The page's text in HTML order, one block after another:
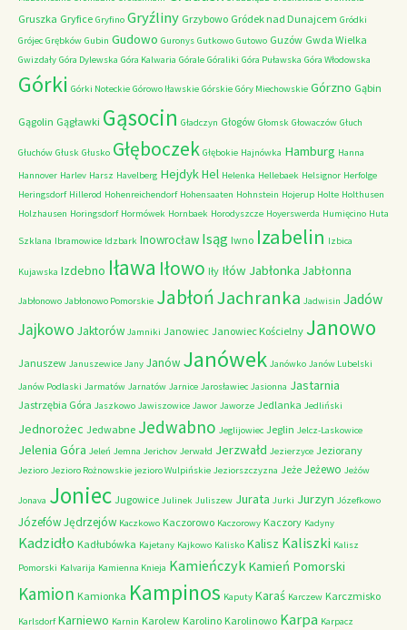
Gruszka Gryfice Gryfino Gryźliny Grzybowo Gródek nad Dunajcem Gródki
Grójec Grębków Gubin Gudowo Guronys Gutkowo Gutowo Guzów Gwda Wielka
Gwizdały Góra Dylewska Góra Kalwaria Górale Góraliki Góra Puławska Góra Włodowska
Górki Górki Noteckie Górowo Iławskie Górskie Góry Miechowskie Górzno Gąbin
Gągolin Gągławki Gąsocin Gładczyn Głogów Głomsk Głowaczów Głuch
Głuchów Głusk Głusko Głęboczek Głębokie Hajnówka Hamburg Hanna
Hannover Harlev Harsz Havelberg HejdykHel Helenka Hellebaek Helsignor Herfolge
Heringsdorf Hillerod Hohenreichendorf Hohensaaten Hohnstein Hojerup Holte Holthusen
Holzhausen Horingsdorf Hormówek Hornbaek Horodyszcze Hoyerswerda Humięcino Huta
Szklana Ibramowice Idzbark Inowrocław Isąg Iwno Izabelin Izbica
Kujawska Izdebno Iława Iłowo Iły Iłów Jabłonka Jabłonna
Jabłonowo Jabłonowo Pomorskie JabłońJachranka Jadwisin Jadów
Jajkowo Jaktorów Jamniki Janowiec Janowiec Kościelny Janowo
Januszew Januszewice Jany Janów Janówek Janówko Janów Lubelski
Janów Podlaski Jarmatów Jarnatów Jarnice Jarosławiec Jasionna Jastarnia
Jastrzębia Góra Jaszkowo Jawiszowice Jawor Jaworze Jedlanka Jedliński
Jednorożec Jedwabne Jedwabno Jeglijowiec Jeglin Jelcz-Laskowice
Jelenia Góra Jeleń Jemna Jerichov Jerwałd Jerzwałd Jezierzyce Jeziorany
Jezioro Jezioro Rożnowskie jezioro Wulpińskie Jeziorszczyzna Jeże Jeżewo Jeżów
Jonava Joniec Jugowice Julinek Juliszew Jurata Jurki Jurzyn Józefkowo
JózefówJędrzejów Kaczkowo Kaczorowo Kaczorowy Kaczory Kadyny
Kadzidło Kadłubówka Kajetany Kajkowo Kalisko Kalisz Kaliszki Kalisz
Pomorski Kalvarija Kamienna Knieja Kamieńczyk Kamień Pomorski
Kamion Kamionka Kampinos Kaputy Karaś Karczew Karczmisko
Karlsdorf Karniewo Karnin Karolew Karolino Karolinowo Karpa Karpacz